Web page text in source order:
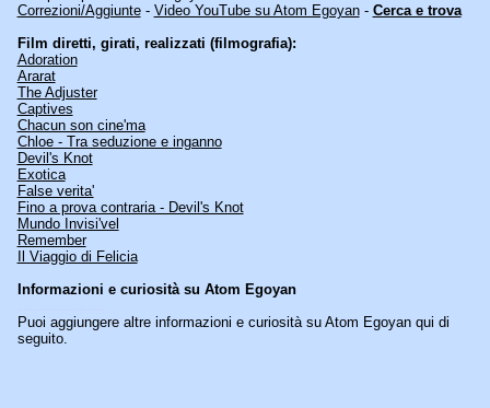
Correzioni/Aggiunte- Video YouTube su Atom Egoyan- Cerca e trova
Film diretti, girati, realizzati (filmografia):
Adoration
Ararat
The Adjuster
Captives
Chacun son cine'ma
Chloe - Tra seduzione e inganno
Devil's Knot
Exotica
False verita'
Fino a prova contraria - Devil's Knot
Mundo Invisi'vel
Remember
Il Viaggio di Felicia
Informazioni e curiosità su Atom Egoyan
Puoi aggiungere altre informazioni e curiosità su Atom Egoyan qui di
seguito.